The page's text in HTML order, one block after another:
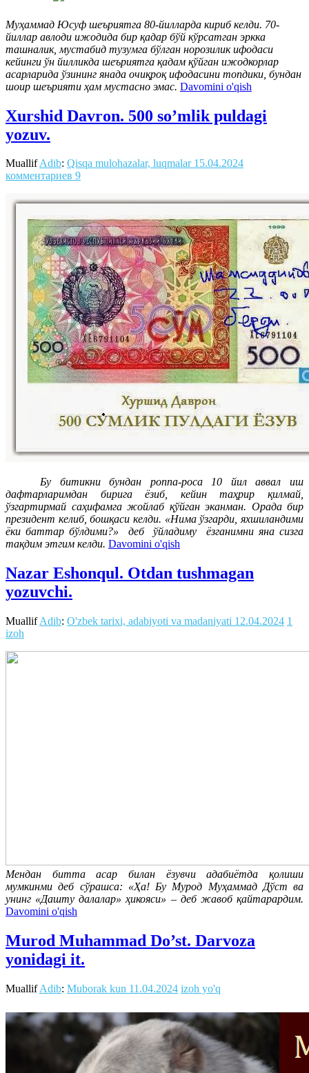
Муҳаммад Юсуф шеъриятга 80-йилларда кириб келди. 70-
йиллар авлоди ижодида бир қадар бўй кўрсатган эркка
ташналик, мустабид тузумга бўлган норозилик ифодаси
кейинги ўн йилликда шеъриятга қадам қўйган ижодкорлар
асарларида ўзининг янада очиқроқ ифодасини топдики, бундан
шоир шеърияти ҳам мустасно эмас. Davomini o'qish
Xurshid Davron. 500 so’mlik puldagi
yozuv.
MuallifAdib: Qisqa mulohazalar, luqmalar 15.04.2024
комментариев 9
Бу битикни бундан роппа-роса 10 йил аввал иш
дафтарларимдан бирига ёзиб, кейин таҳрир қилмай,
ўзгартирмай саҳифамга жойлаб қўйган эканман. Орада бир
президент келиб, бошқаси келди. «Нима ўзгарди, яхшиландими
ёки баттар бўлдими?» деб ўйладиму ёзганимни яна сизга
тақдим этгим келди. Davomini o'qish
Nazar Eshonqul. Otdan tushmagan
yozuvchi.
MuallifAdib: O'zbek tarixi, adabiyoti va madaniyati 12.04.2024 1
izoh
Мендан битта асар билан ёзувчи адабиётда қолиши
мумкинми деб сўрашса: «Ҳа! Бу Мурод Муҳаммад Дўст ва
унинг «Дашту далалар» ҳикояси» – деб жавоб қайтарардим.
Davomini o'qish
Murod Muhammad Do’st. Darvoza
yonidagi it.
MuallifAdib: Muborak kun 11.04.2024 izoh yo'q